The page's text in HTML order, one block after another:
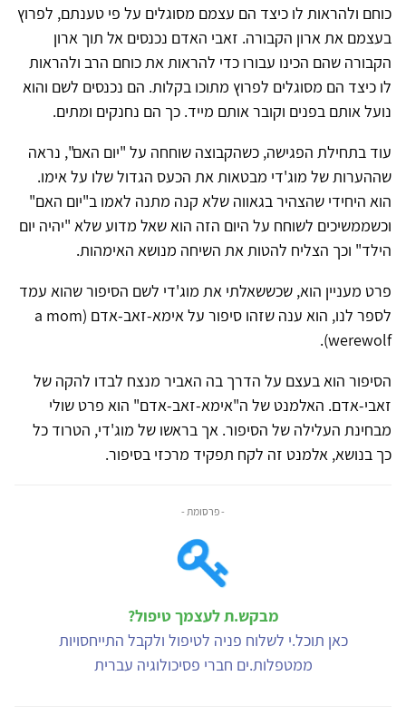
כוחם ולהראות לו כיצד הם עצמם מסוגלים על פי טענתם, לפרוץ
בעצמם את ארון הקבורה. זאבי האדם נכנסים אל תוך ארון
הקבורה שהם הכינו עבורו כדי להראות את כוחם הרב ולהראות
לו כיצד הם מסוגלים לפרוץ מתוכו בקלות. הם נכנסים לשם והוא
נועל אותם בפנים וקובר אותם מייד. כך הם נחנקים ומתים.
עוד בתחילת הפגישה, כשהקבוצה שוחחה על "יום האם", נראה
שההערות של מוג'די מבטאות את הכעס הגדול שלו על אימו.
הוא היחידי שהצהיר בגאווה שלא קנה מתנה לאמו ב"יום האם"
וכשממשיכים לשוחח על היום הזה הוא שאל מדוע שלא "יהיה יום
הילד" וכך הצליח להטות את השיחה מנושא האימהות.
פרט מעניין הוא, שכששאלתי את מוג'די לשם הסיפור שהוא עמד
לספר לנו, הוא ענה שזהו סיפור על אימא-זאב-אדם (a mom
werewolf).
הסיפור הוא בעצם על הדרך בה האביר מנצח לבדו להקה של
זאבי-אדם. האלמנט של ה"אימא-זאב-אדם" הוא פרט שולי
מבחינת העלילה של הסיפור. אך בראשו של מוג'די, הטרוד כל
כך בנושא, אלמנט זה לקח תפקיד מרכזי בסיפור.
- פרסומת -
מבקש.ת לעצמך טיפול?
כאן תוכל.י לשלוח פניה לטיפול ולקבל התייחסויות
ממטפלות.ים חברי פסיכולוגיה עברית